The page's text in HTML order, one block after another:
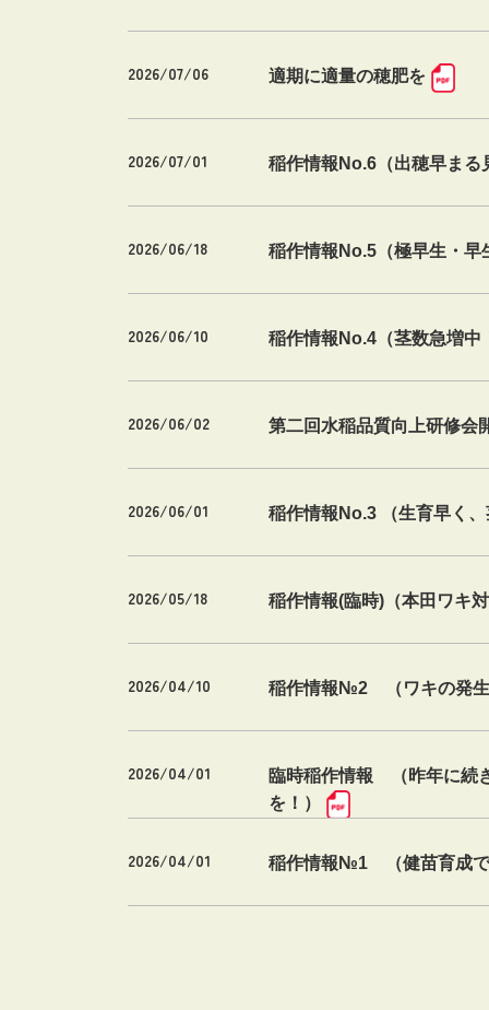
2026/07/06 適期に適量の穂肥を
2026/07/01 稲作情報No.6（出穂早まる
2026/06/18 稲作情報No.5（極早生・早
2026/06/10 稲作情報No.4（茎数急増
2026/06/02 第二回水稲品質向上研修会
2026/06/01 稲作情報No.3 （生育早く
2026/05/18 稲作情報(臨時)（本田ワキ
2026/04/10 稲作情報№2 （ワキの発生
2026/04/01
臨時稲作情報 （昨年に続
を！）
2026/04/01 稲作情報№1 （健苗育成で